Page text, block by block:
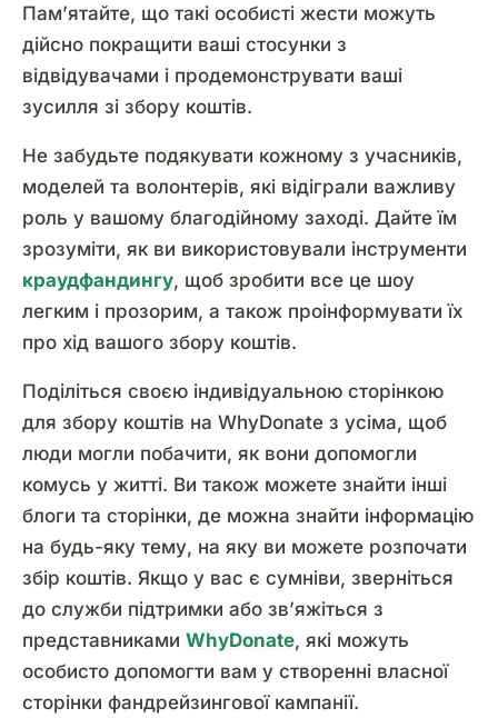
Пам’ятайте, що такі особисті жести можуть
дійсно покращити ваші стосунки з
відвідувачами і продемонструвати ваші
зусилля зі збору коштів.
Не забудьте подякувати кожному з учасників,
моделей та волонтерів, які відіграли важливу
роль у вашому благодійному заході. Дайте їм
зрозуміти, як ви використовували інструменти
краудфандингу, щоб зробити все це шоу
легким і прозорим, а також проінформувати їх
про хід вашого збору коштів.
Поділіться своєю індивідуальною сторінкою
для збору коштів на WhyDonate з усіма, щоб
люди могли побачити, як вони допомогли
комусь у житті. Ви також можете знайти інші
блоги та сторінки, де можна знайти інформацію
на будь-яку тему, на яку ви можете розпочати
збір коштів. Якщо у вас є сумніви, зверніться
до служби підтримки або зв’яжіться з
представниками WhyDonate, які можуть
особисто допомогти вам у створенні власної
сторінки фандрейзингової кампанії.